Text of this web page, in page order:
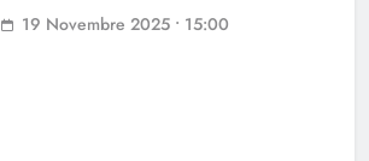
19 Novembre 2025 • 15:00